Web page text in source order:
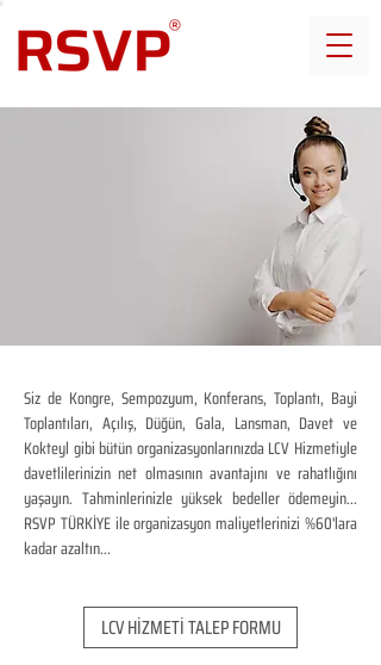
Siz de Kongre, Sempozyum, Konferans, Toplantı, Bayi
Toplantıları, Açılış, Düğün, Gala, Lansman, Davet ve
Kokteyl gibi bütün organizasyonlarınızda LCV Hizmetiyle
davetlilerinizin net olmasının avantajını ve rahatlığını
yaşayın. Tahminlerinizle yüksek bedeller ödemeyin...
RSVP TÜRKİYE ile organizasyon maliyetlerinizi %60'lara
kadar azaltın...
LCV HİZMETİ TALEP FORMU